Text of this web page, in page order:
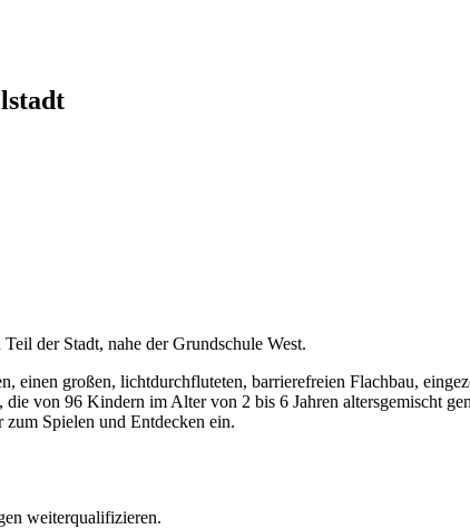
der Stadt, nahe der Grundschule West.
einen großen, lichtdurchfluteten, barrierefreien Flachbau,
die von 96 Kindern im Alter von 2 bis 6 Jahren altersgemischt
Spielen und Entdecken ein.
weiterqualifizieren.